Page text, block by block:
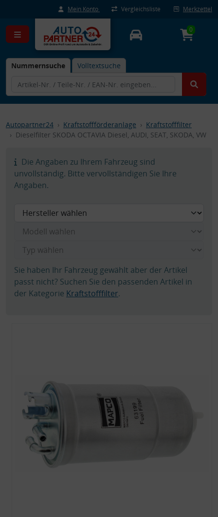
Mein Konto Vergleichsliste Merkzettel
Nummernsuche Volltextsuche
0
Autopartner24 Kraftstoffförderanlage
Kraftstofffilter
Dieselfilter SKODA OCTAVIA Diesel, AUDI, SEAT, SKODA, VW
Die Angaben zu Ihrem Fahrzeug sind
unvollständig. Bitte vervollständigen Sie Ihre
Angaben.
Sie haben Ihr Fahrzeug gewählt aber der Artikel
passt nicht? Suchen Sie den passenden Artikel in
der Kategorie Kraftstofffilter.